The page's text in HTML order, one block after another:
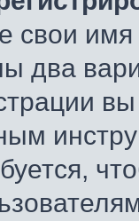
свои
два